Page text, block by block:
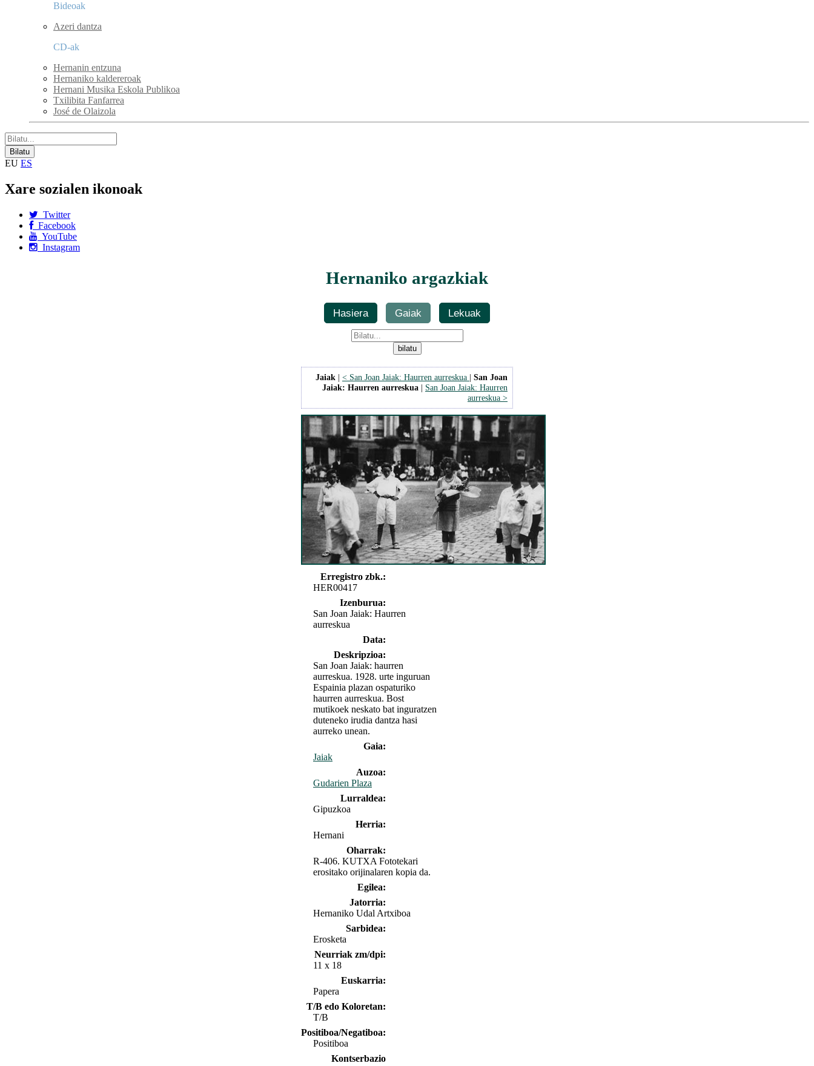
Bideoak
Azeri dantza
CD-ak
Hernanin entzuna
Hernaniko kaldereroak
Hernani Musika Eskola Publikoa
Txilibita Fanfarrea
José de Olaizola
EU ES
Xare sozialen ikonoak
Twitter
Facebook
YouTube
Instagram
Hernaniko argazkiak
Hasiera Gaiak Lekuak
Jaiak | < San Joan Jaiak: Haurren aurreskua | San Joan
Jaiak: Haurren aurreskua | San Joan Jaiak: Haurren
aurreskua >
Erregistro zbk.:
HER00417
Izenburua:
San Joan Jaiak: Haurren
aurreskua
Data:
Deskripzioa:
San Joan Jaiak: haurren
aurreskua. 1928. urte inguruan
Espainia plazan ospaturiko
haurren aurreskua. Bost
mutikoek neskato bat inguratzen
duteneko irudia dantza hasi
aurreko unean.
Gaia:
Jaiak
Auzoa:
Gudarien Plaza
Lurraldea:
Gipuzkoa
Herria:
Hernani
Oharrak:
R-406. KUTXA Fototekari
erositako orijinalaren kopia da.
Egilea:
Jatorria:
Hernaniko Udal Artxiboa
Sarbidea:
Erosketa
Neurriak zm/dpi:
11 x 18
Euskarria:
Papera
T/B edo Koloretan:
T/B
Positiboa/Negatiboa:
Positiboa
Kontserbazio